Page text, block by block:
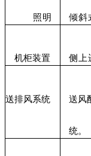
照明 倾斜
机柜装置 侧上
送排风系统 送风
统。